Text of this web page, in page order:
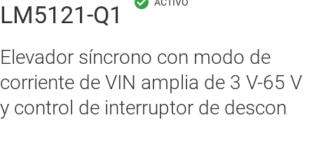
LM5121-Q1
Elevador síncrono con modo de
corriente de VIN amplia de 3 V-65 V
y control de interruptor de descon